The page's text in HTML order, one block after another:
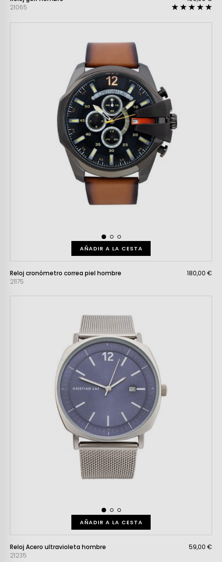
21065
AÑADIR A LA CESTA
Reloj cronómetro correa piel hombre
21175
180,00 €
AÑADIR A LA CESTA
Reloj Acero ultravioleta hombre
21235
59,00 €